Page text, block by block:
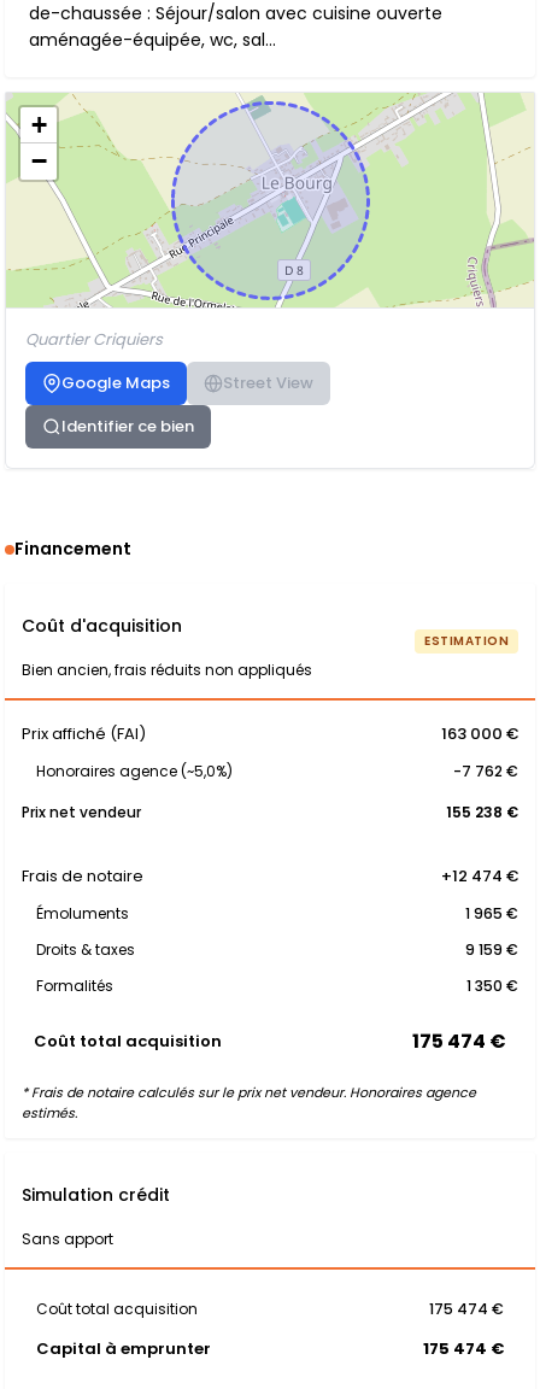
de-chaussée : Séjour/salon avec cuisine ouverte
aménagée-équipée, wc, sal...
+
−
Quartier Criquiers
Google Maps
Street View
Identifier ce bien
Financement
Coût d'acquisition
Bien ancien, frais réduits non appliqués
ESTIMATION
Prix affiché (FAI) 163 000 €
Honoraires agence (~5,0%)
-7 762 €
Prix net vendeur
155 238 €
Frais de notaire +12 474 €
Émoluments
1 965 €
Droits & taxes
9 159 €
Formalités
1 350 €
Coût total acquisition 175 474 €
* Frais de notaire calculés sur le prix net vendeur. Honoraires agence
estimés.
Simulation crédit
Sans apport
Coût total acquisition 175 474 €
Capital à emprunter 175 474 €